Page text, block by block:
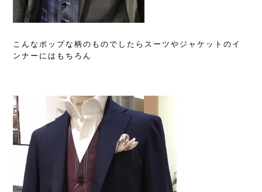
こんなポップな柄のものでしたらスーツやジャケットのイ
ンナーにはもちろん